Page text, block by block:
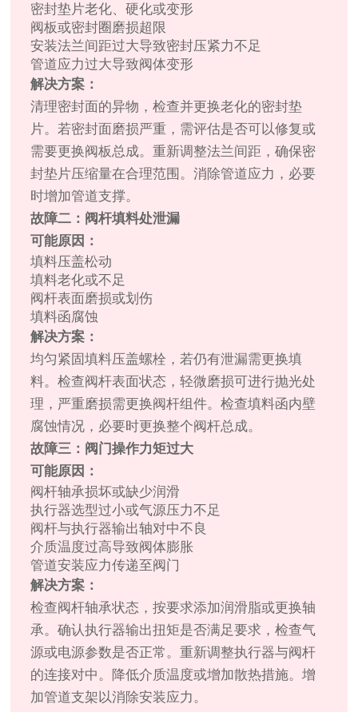
密封垫片老化、硬化或变形
阀板或密封圈磨损超限
安装法兰间距过大导致密封压紧力不足
管道应力过大导致阀体变形
解决方案：
清理密封面的异物，检查并更换老化的密封垫
片。若密封面磨损严重，需评估是否可以修复或
需要更换阀板总成。重新调整法兰间距，确保密
封垫片压缩量在合理范围。消除管道应力，必要
时增加管道支撑。
故障二：阀杆填料处泄漏
可能原因：
填料压盖松动
填料老化或不足
阀杆表面磨损或划伤
填料函腐蚀
解决方案：
均匀紧固填料压盖螺栓，若仍有泄漏需更换填
料。检查阀杆表面状态，轻微磨损可进行抛光处
理，严重磨损需更换阀杆组件。检查填料函内壁
腐蚀情况，必要时更换整个阀杆总成。
故障三：阀门操作力矩过大
可能原因：
阀杆轴承损坏或缺少润滑
执行器选型过小或气源压力不足
阀杆与执行器输出轴对中不良
介质温度过高导致阀体膨胀
管道安装应力传递至阀门
解决方案：
检查阀杆轴承状态，按要求添加润滑脂或更换轴
承。确认执行器输出扭矩是否满足要求，检查气
源或电源参数是否正常。重新调整执行器与阀杆
的连接对中。降低介质温度或增加散热措施。增
加管道支架以消除安装应力。